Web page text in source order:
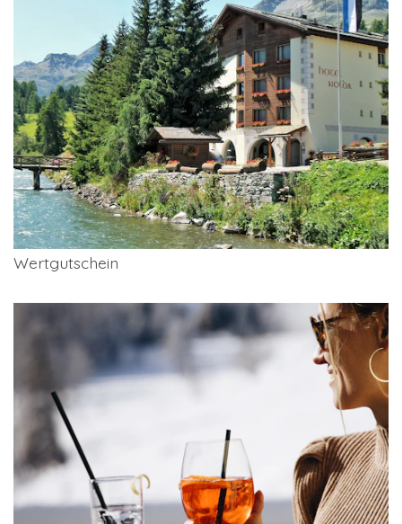
Wertgutschein